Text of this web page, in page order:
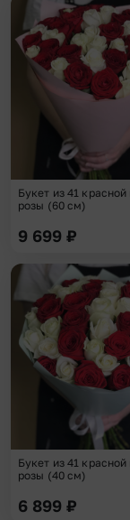
Букет из 41 красной
розы (60 см)
9 699 ₽
Букет из 41 красной
розы (40 см)
6 899 ₽